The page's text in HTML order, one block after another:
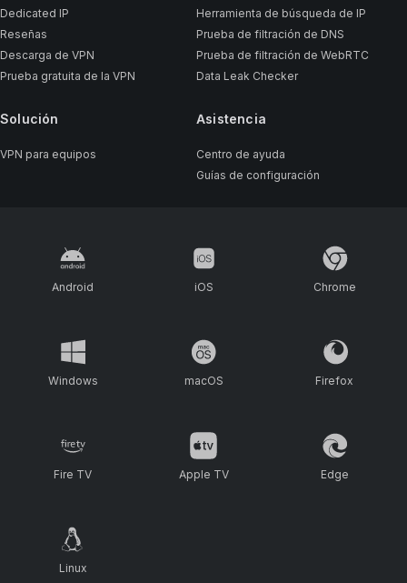
Dedicated IP
Reseñas
Descarga de VPN
Prueba gratuita de la VPN
Solución
VPN para equipos
Herramienta de búsqueda de IP
Prueba de filtración de DNS
Prueba de filtración de WebRTC
Data Leak Checker
Asistencia
Centro de ayuda
Guías de configuración
Android iOS Chrome
Windows macOS Firefox
Fire TV Apple TV Edge
Linux